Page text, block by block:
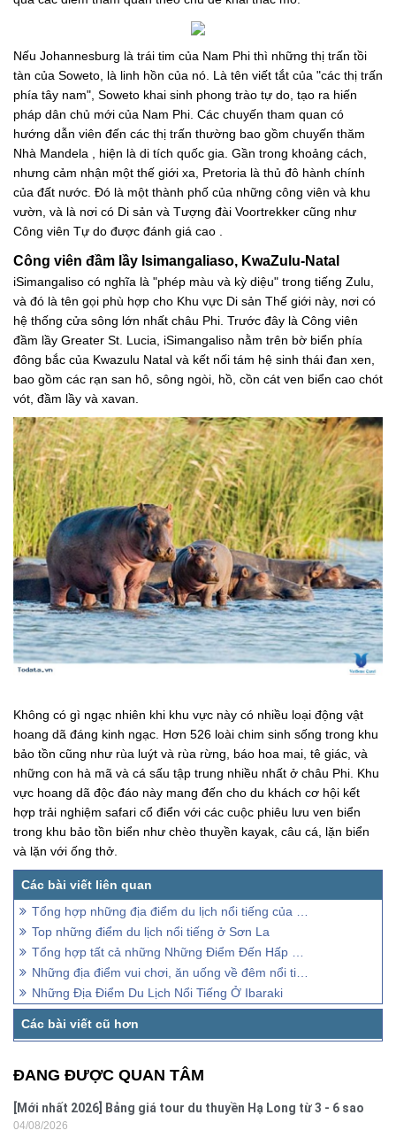
Nếu Johannesburg là trái tim của Nam Phi thì những thị trấn tồi
tàn của Soweto, là linh hồn của nó. Là tên viết tắt của "các thị trấn
phía tây nam", Soweto khai sinh phong trào tự do, tạo ra hiến
pháp dân chủ mới của Nam Phi. Các chuyến tham quan có
hướng dẫn viên đến các thị trấn thường bao gồm chuyến thăm
Nhà Mandela , hiện là di tích quốc gia. Gần trong khoảng cách,
nhưng cảm nhận một thế giới xa, Pretoria là thủ đô hành chính
của đất nước. Đó là một thành phố của những công viên và khu
vườn, và là nơi có Di sản và Tượng đài Voortrekker cũng như
Công viên Tự do được đánh giá cao .
Công viên đầm lầy Isimangaliaso, KwaZulu-Natal
iSimangaliso có nghĩa là "phép màu và kỳ diệu" trong tiếng Zulu,
và đó là tên gọi phù hợp cho Khu vực Di sản Thế giới này, nơi có
hệ thống cửa sông lớn nhất châu Phi. Trước đây là Công viên
đầm lầy Greater St. Lucia, iSimangaliso nằm trên bờ biển phía
đông bắc của Kwazulu Natal và kết nối tám hệ sinh thái đan xen,
bao gồm các rạn san hô, sông ngòi, hồ, cồn cát ven biển cao chót
vót, đầm lầy và xavan.
Không có gì ngạc nhiên khi khu vực này có nhiều loại động vật
hoang dã đáng kinh ngạc. Hơn 526 loài chim sinh sống trong khu
bảo tồn cũng như rùa luýt và rùa rừng, báo hoa mai, tê giác, và
những con hà mã và cá sấu tập trung nhiều nhất ở châu Phi. Khu
vực hoang dã độc đáo này mang đến cho du khách cơ hội kết
hợp trải nghiệm safari cổ điển với các cuộc phiêu lưu ven biển
trong khu bảo tồn biển như chèo thuyền kayak, câu cá, lặn biển
và lặn với ống thở.
Tổng hợp những địa điểm du lịch nổi tiếng của Singapore
Top những điểm du lịch nổi tiếng ở Sơn La
Tổng hợp tất cả những Những Điểm Đến Hấp Dẫn Ở Trung Quốc
Những địa điểm vui chơi, ăn uống về đêm nổi tiếng ở Tây Bắc
Những Địa Điểm Du Lịch Nổi Tiếng Ở Ibaraki
ĐANG ĐƯỢC QUAN TÂM
[Mới nhất 2026] Bảng giá tour du thuyền Hạ Long từ 3 - 6 sao
04/08/2026